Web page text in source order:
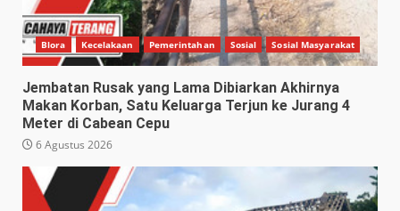
Blora Kecelakaan Pemerintahan Sosial Sosial Masyarakat
Jembatan Rusak yang Lama Dibiarkan Akhirnya
Makan Korban, Satu Keluarga Terjun ke Jurang 4
Meter di Cabean Cepu
6 Agustus 2026